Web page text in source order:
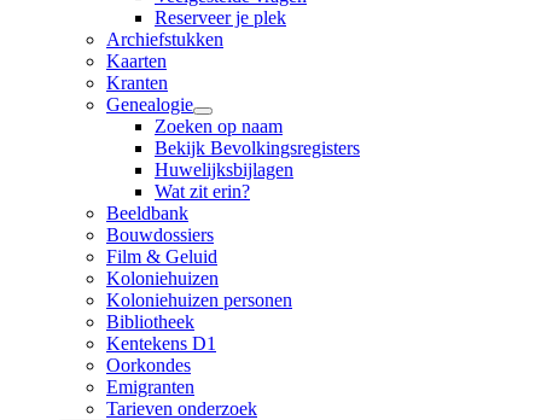
Reserveer je plek
Archiefstukken
Kaarten
Kranten
Genealogie
Zoeken op naam
Bekijk Bevolkingsregisters
Huwelijksbijlagen
Wat zit erin?
Beeldbank
Bouwdossiers
Film & Geluid
Koloniehuizen
Koloniehuizen personen
Bibliotheek
Kentekens D1
Oorkondes
Emigranten
Tarieven onderzoek